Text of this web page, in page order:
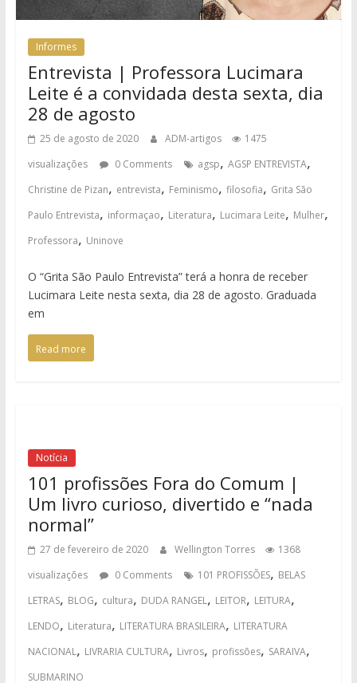
Informes
Entrevista | Professora Lucimara
Leite é a convidada desta sexta, dia
28 de agosto
25 de agosto de 2020 ADM-artigos
1475
visualizações
0 Comments agsp, AGSP ENTREVISTA,
Christine de Pizan, entrevista, Feminismo, filosofia, Grita São
Paulo Entrevista, informaçao, Literatura, Lucimara Leite, Mulher,
Professora, Uninove
O “Grita São Paulo Entrevista” terá a honra de receber
Lucimara Leite nesta sexta, dia 28 de agosto. Graduada
em
Read more
Notícia
101 profissões Fora do Comum |
Um livro curioso, divertido e “nada
normal”
27 de fevereiro de 2020 Wellington Torres
1368
visualizações
0 Comments 101 PROFISSÕES, BELAS
LETRAS, BLOG, cultura, DUDA RANGEL, LEITOR, LEITURA,
LENDO, Literatura, LITERATURA BRASILEIRA, LITERATURA
NACIONAL, LIVRARIA CULTURA, Livros, profissões, SARAIVA,
SUBMARINO